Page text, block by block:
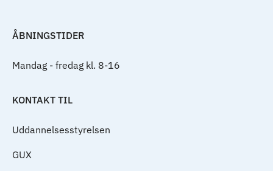
ÅBNINGSTIDER
Mandag - fredag kl. 8-16
KONTAKT TIL
Uddannelsesstyrelsen
GUX